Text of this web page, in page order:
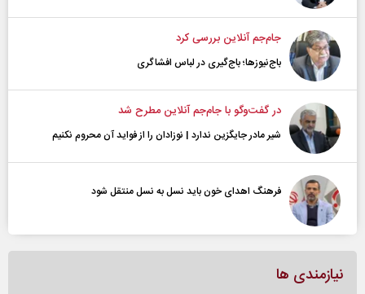
جام‌جم آنلاین بررسی کرد
باج‌نیوزها؛ باج‌گیری در لباس افشاگری
در گفت‌و‌گو با جام‌جم آنلاین مطرح شد
شیر مادر جایگزین ندارد | نوزادان را از فواید آن محروم نکنیم
فرهنگ اهدای خون باید نسل به نسل منتقل شود
نیازمندی ها